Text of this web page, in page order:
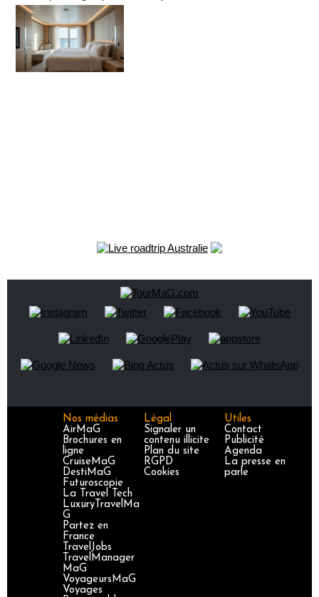
Nos médias
AirMaG
Brochures en
ligne
CruiseMaG
DestiMaG
Futuroscopie
La Travel Tech
LuxuryTravelMa
G
Partez en
France
TravelJobs
TravelManager
MaG
VoyageursMaG
Voyages
Légal
Signaler un
contenu illicite
Plan du site
RGPD
Cookies
Utiles
Contact
Publicité
Agenda
La presse en
parle